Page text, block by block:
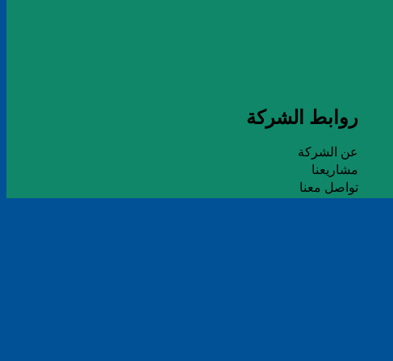
روابط الشركة
عن الشركة
مشاريعنا
تواصل معنا